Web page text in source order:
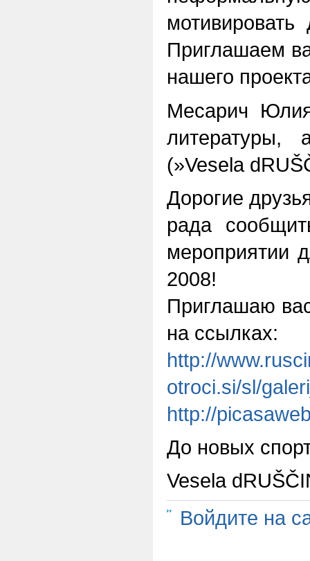
Приглашаем
нашего
Месарич
литературы,
(»Vesela
Дорогие
рада
мероприятии
2008!
Приглашаю
на ссылках:
http://
otroci.si/sl/
http://
До новых
Vesela
Войдите на